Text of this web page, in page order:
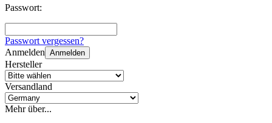
Passwort:
Passwort vergessen?
Anmelden Anmelden
Hersteller
Versandland
Mehr über...